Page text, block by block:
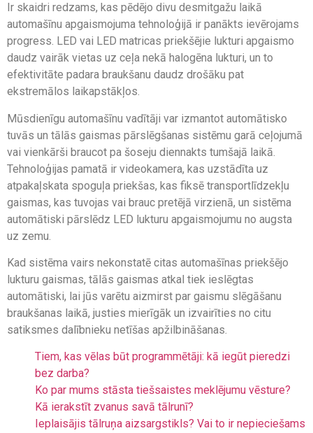
Ir skaidri redzams, kas pēdējo divu desmitgažu laikā
automašīnu apgaismojuma tehnoloģijā ir panākts ievērojams
progress. LED vai LED matricas priekšējie lukturi apgaismo
daudz vairāk vietas uz ceļa nekā halogēna lukturi, un to
efektivitāte padara braukšanu daudz drošāku pat
ekstremālos laikapstākļos.
Mūsdienīgu automašīnu vadītāji var izmantot automātisko
tuvās un tālās gaismas pārslēgšanas sistēmu garā ceļojumā
vai vienkārši braucot pa šoseju diennakts tumšajā laikā.
Tehnoloģijas pamatā ir videokamera, kas uzstādīta uz
atpakaļskata spoguļa priekšas, kas fiksē transportlīdzekļu
gaismas, kas tuvojas vai brauc pretējā virzienā, un sistēma
automātiski pārslēdz LED lukturu apgaismojumu no augsta
uz zemu.
Kad sistēma vairs nekonstatē citas automašīnas priekšējo
lukturu gaismas, tālās gaismas atkal tiek ieslēgtas
automātiski, lai jūs varētu aizmirst par gaismu slēgāšanu
braukšanas laikā, justies mierīgāk un izvairīties no citu
satiksmes dalībnieku netīšas apžilbināšanas.
Tiem, kas vēlas būt programmētāji: kā iegūt pieredzi
bez darba?
Ko par mums stāsta tiešsaistes meklējumu vēsture?
Kā ierakstīt zvanus savā tālrunī?
Ieplaisājis tālruņa aizsargstikls? Vai to ir nepieciešams